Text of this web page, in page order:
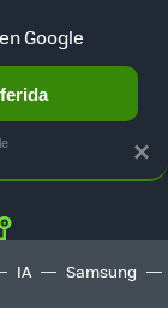
LIBRE
IA Samsung
×
Google